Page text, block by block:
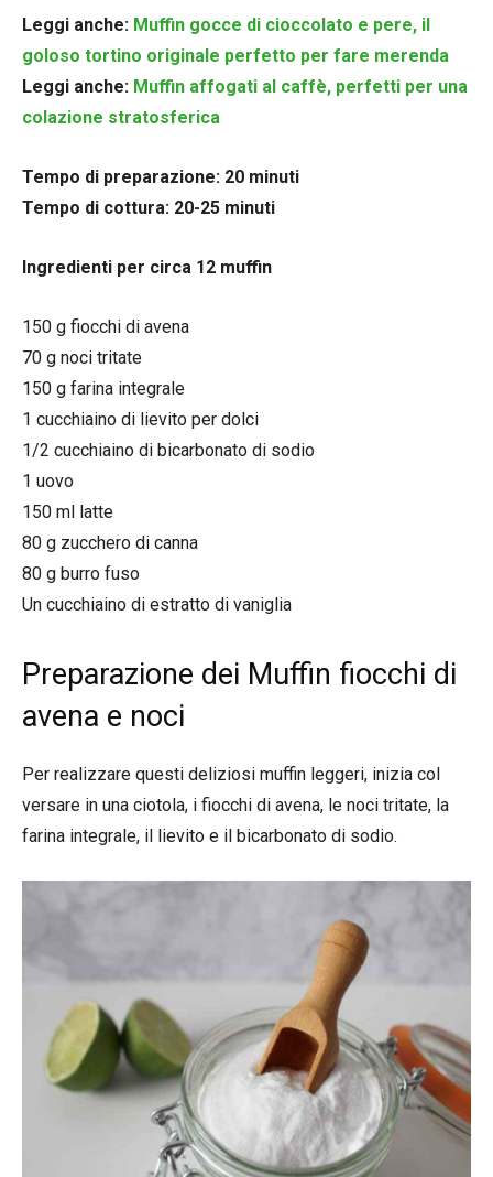
Leggi anche: Muffin gocce di cioccolato e pere, il
goloso tortino originale perfetto per fare merenda
Leggi anche: Muffin affogati al caffè, perfetti per una
colazione stratosferica
Tempo di preparazione: 20 minuti
Tempo di cottura: 20-25 minuti
Ingredienti per circa 12 muffin
150 g fiocchi di avena
70 g noci tritate
150 g farina integrale
1 cucchiaino di lievito per dolci
1/2 cucchiaino di bicarbonato di sodio
1 uovo
150 ml latte
80 g zucchero di canna
80 g burro fuso
Un cucchiaino di estratto di vaniglia
Preparazione dei Muffin fiocchi di
avena e noci
Per realizzare questi deliziosi muffin leggeri, inizia col
versare in una ciotola, i fiocchi di avena, le noci tritate, la
farina integrale, il lievito e il bicarbonato di sodio.